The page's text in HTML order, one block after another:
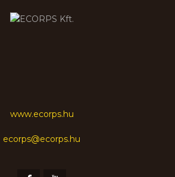
www.ecorps.hu
ecorps@ecorps.hu